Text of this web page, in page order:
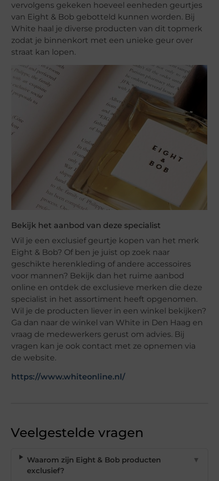
vervolgens gekeken hoeveel eenheden geurtjes
van Eight & Bob gebotteld kunnen worden. Bij
White haal je diverse producten van dit topmerk
zodat je binnenkort met een unieke geur over
straat kan lopen.
Bekijk het aanbod van deze specialist
Wil je een exclusief geurtje kopen van het merk
Eight & Bob? Of ben je juist op zoek naar
geschikte herenkleding of andere accessoires
voor mannen? Bekijk dan het ruime aanbod
online en ontdek de exclusieve merken die deze
specialist in het assortiment heeft opgenomen.
Wil je de producten liever in een winkel bekijken?
Ga dan naar de winkel van White in Den Haag en
vraag de medewerkers gerust om advies. Bij
vragen kan je ook contact met ze opnemen via
de website.
https://www.whiteonline.nl/
Veelgestelde vragen
Waarom zijn Eight & Bob producten
exclusief?
▼